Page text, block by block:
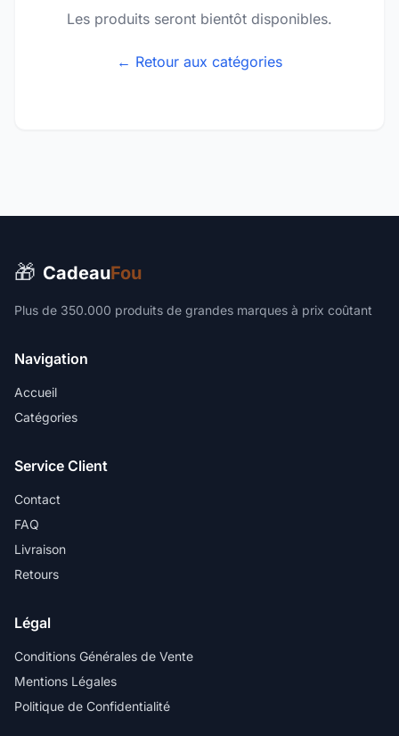
Les produits seront bientôt disponibles.
← Retour aux catégories
🎁 CadeauFou
Plus de 350.000 produits de grandes marques à prix coûtant
Navigation
Accueil
Catégories
Service Client
Contact
FAQ
Livraison
Retours
Légal
Conditions Générales de Vente
Mentions Légales
Politique de Confidentialité